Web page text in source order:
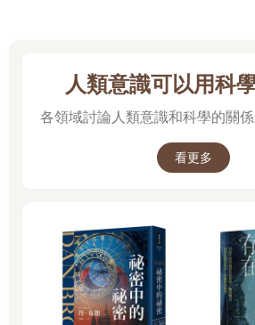
人類意識可以用科
各領域討論人類意識和科學的關係
看更多